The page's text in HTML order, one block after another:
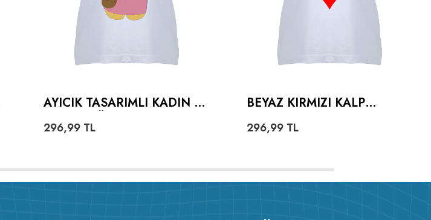
AYICIK TASARIMLI KADIN V
296,99 TL
BEYAZ KIRMIZI KALP
TIŞÖRT
296,99 TL